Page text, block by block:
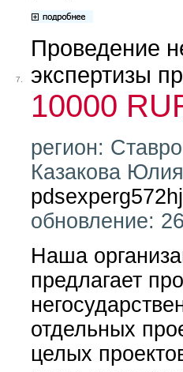
7.
Проведение
экспертизы
10000
регион:
Казакова
обновление:
Наша
предлагает
отдельных
целых